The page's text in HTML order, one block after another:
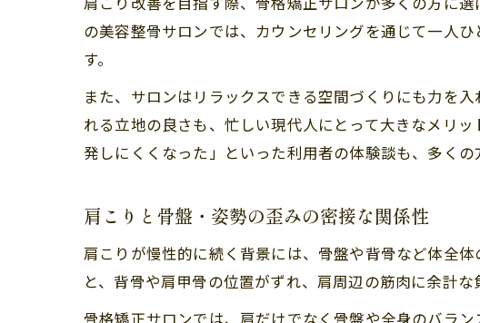
慢
の美容整骨サロンでは、カウンセリングを通じて一人
す。
また、サロンはリラックスできる空間づくりにも力を
れる立地の良さも、忙しい現代人にとって大きなメリ
発しにくくなった」といった利用者の体験談も、多くの
肩こりと骨盤・姿勢の歪みの密接な関係性
肩こりが慢性的に続く背景には、骨盤や背骨など体全
と、背骨や肩甲骨の位置がずれ、肩周辺の筋肉に余計
骨格矯正サロンでは、肩だけでなく骨盤や全身のバラ